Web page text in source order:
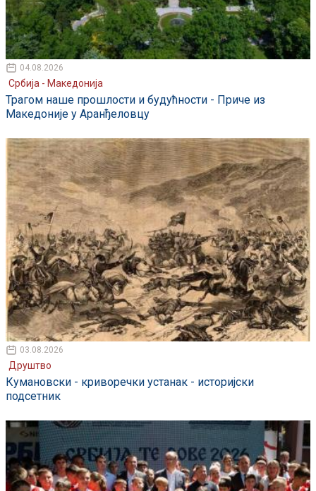
04.08.2026
Србија - Македонија
Трагом наше прошлости и будућности - Приче из
Македоније у Аранђеловцу
03.08.2026
Друштво
Кумановски - криворечки устанак - историјски
подсетник